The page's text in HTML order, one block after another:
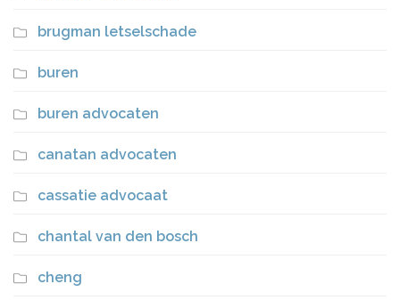
brugman letselschade
buren
buren advocaten
canatan advocaten
cassatie advocaat
chantal van den bosch
cheng